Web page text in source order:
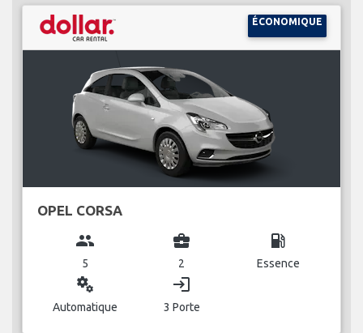
ÉCONOMIQUE
OPEL CORSA
group
5
business_center
2
local_gas_station
Essence
miscellaneous_services
Automatique
login
3 Porte